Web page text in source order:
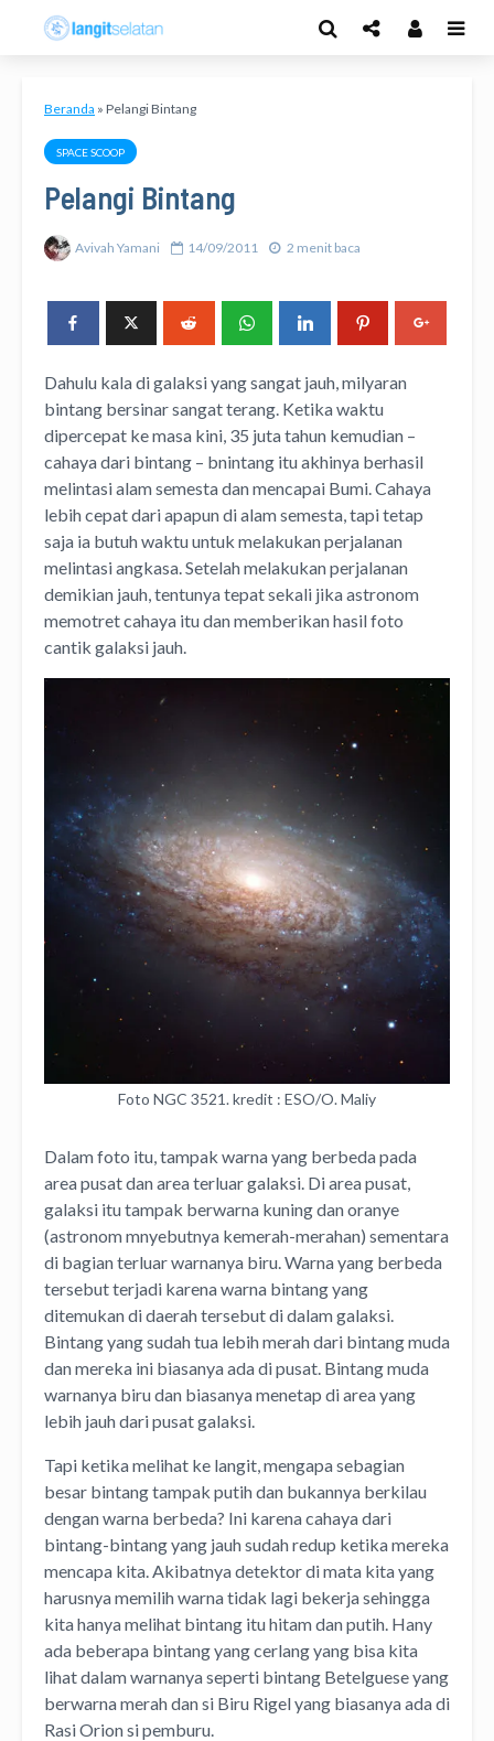
Beranda » Pelangi Bintang
SPACE SCOOP
Pelangi Bintang
Avivah Yamani 14/09/2011 2 menit baca
Dahulu kala di galaksi yang sangat jauh, milyaran
bintang bersinar sangat terang. Ketika waktu
dipercepat ke masa kini, 35 juta tahun kemudian –
cahaya dari bintang – bnintang itu akhinya berhasil
melintasi alam semesta dan mencapai Bumi.Cahaya
lebih cepat dari apapun di alam semesta, tapi tetap
saja ia butuh waktu untuk melakukan perjalanan
melintasi angkasa. Setelah melakukan perjalanan
demikian jauh, tentunya tepat sekali jika astronom
memotret cahaya itu dan memberikan hasil foto
cantik galaksi jauh.
Foto NGC 3521. kredit : ESO/O. Maliy
Dalam foto itu, tampak warna yang berbeda pada
area pusat dan area terluar galaksi. Di area pusat,
galaksi itu tampak berwarna kuning dan oranye
(astronom mnyebutnya kemerah-merahan) sementara
di bagian terluar warnanya biru. Warna yang berbeda
tersebut terjadi karena warna bintang yang
ditemukan di daerah tersebut di dalam galaksi.
Bintang yang sudah tua lebih merah dari bintang muda
dan mereka ini biasanya ada di pusat. Bintang muda
warnanya biru dan biasanya menetap di area yang
lebih jauh dari pusat galaksi.
Tapi ketika melihat ke langit, mengapa sebagian
besar bintang tampak putih dan bukannya berkilau
dengan warna berbeda? Ini karena cahaya dari
bintang-bintang yang jauh sudah redup ketika mereka
mencapa kita. Akibatnya detektor di mata kita yang
harusnya memilih warna tidak lagi bekerja sehingga
kita hanya melihat bintang itu hitam dan putih. Hany
ada beberapa bintang yang cerlang yang bisa kita
lihat dalam warnanya seperti bintang Betelguese yang
berwarna merah dan si Biru Rigel yang biasanya ada di
Rasi Orion si pemburu.